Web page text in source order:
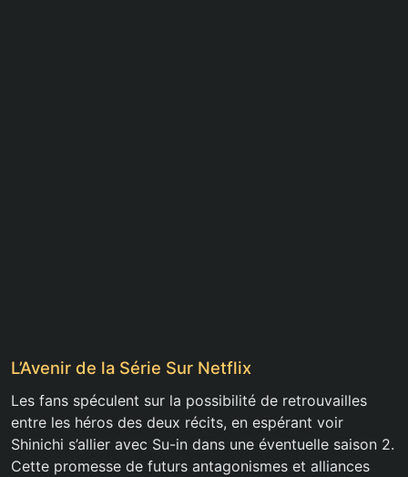
L’Avenir de la Série Sur Netflix
Les fans spéculent sur la possibilité de retrouvailles
entre les héros des deux récits, en espérant voir
Shinichi s’allier avec Su-in dans une éventuelle saison 2.
Cette promesse de futurs antagonismes et alliances